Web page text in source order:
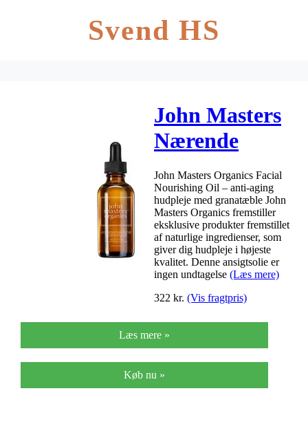
Svend HS
John Masters
Nærende
Ansigtsolie –
Pomgranate –
59ml
John Masters Organics Facial
Nourishing Oil – anti-aging
hudpleje med granatæble John
Masters Organics fremstiller
eksklusive produkter fremstillet
af naturlige ingredienser, som
giver dig hudpleje i højeste
kvalitet. Denne ansigtsolie er
ingen undtagelse (Læs mere)
322 kr. (Vis fragtpris)
Læs mere »
Køb nu »